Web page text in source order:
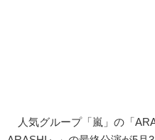
人気グループ「嵐」の「